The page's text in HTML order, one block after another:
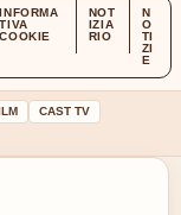
INFORMA
TIVA
COOKIE
NOT
IZIA
RIO
N
O
TI
ZI
E
CAST TV